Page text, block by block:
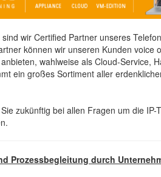
wir Certified Partner unseres
können wir unseren Kunden voice
wahlweise als Cloud-Service,
ein großes Sortiment aller
zukünftig bei allen Fragen um die IP-
Prozessbegleitung durch